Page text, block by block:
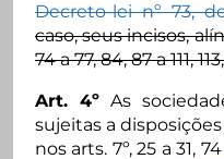
Decreto-lei nº 73, de
caso, seus incisos,
74 a 77, 84, 87 a 111,
Art. 4ºAs
sujeitas a
nos arts. 7º, 25 a 31,